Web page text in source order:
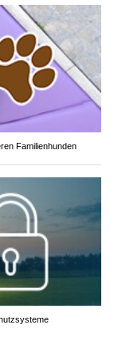
Familienhunden